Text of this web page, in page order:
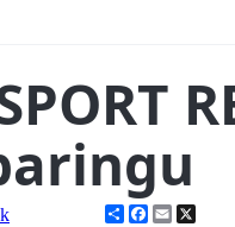
ShareFacebook
Email